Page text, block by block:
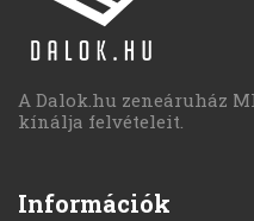
A Dalok.hu zeneáruház
kínálja felvételeit.
Információk